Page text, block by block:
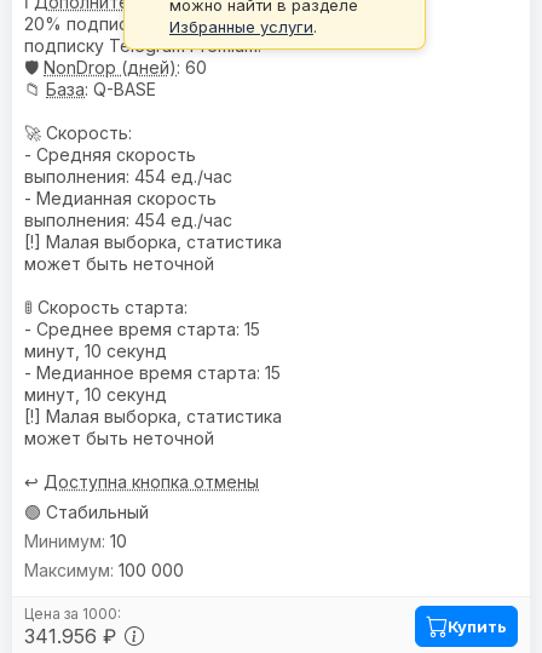
20% подписчиков имеют
подписку Telegram Premium.
🛡️ NonDrop (дней): 60
📁 База: Q-BASE
🚀 Скорость:
- Средняя скорость
выполнения: 454 ед./час
- Медианная скорость
выполнения: 454 ед./час
[!] Малая выборка, статистика
может быть неточной
🚦 Скорость старта:
- Среднее время старта: 15
минут, 10 секунд
- Медианное время старта: 15
минут, 10 секунд
[!] Малая выборка, статистика
может быть неточной
↩️ Доступна кнопка отмены
🟢 Стабильный
341.956 ₽
10
100 000
Купить
можно найти в разделе
Избранные услуги.